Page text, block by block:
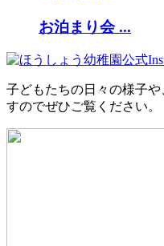
お泊まり会 ...
子どもたちの日々の様子
すのでぜひご覧ください。